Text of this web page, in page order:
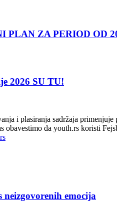
PLAN ZA PERIOD OD
2026 SU TU!
i plasiranja sadržaja
obavestimo da youth.rs koristi
emocija